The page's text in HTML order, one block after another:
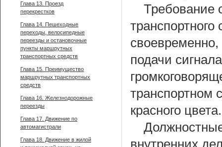
Требование
подачи
транспортном
красного цвета.
внутренних
Глава 13. Проезд
перекрестков
Глава 14. Пешеходные
переходы, велосипедные
переезды и остановочные
пункты маршрутных
транспортных средств
Глава 15. Преимущество
маршрутных транспортных
средств
Глава 16. Железнодорожные
переезды
Глава 17. Движение по
автомагистрали
Глава 18. Движение в жилой